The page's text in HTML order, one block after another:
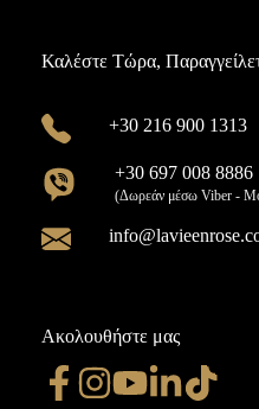
Καλέστε Τώρα,
+30 216 900 1313
+30 697 008 8886
(Δωρεάν μέσω Viber -
Ακολουθήστε μας